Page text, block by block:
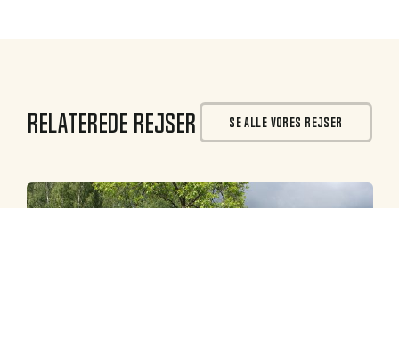
Relaterede rejser SE ALLE VORES REJSER